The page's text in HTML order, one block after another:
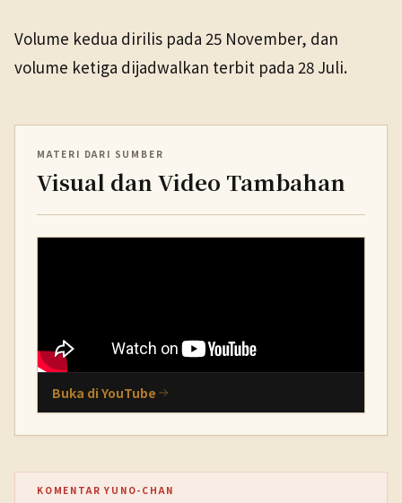
Volume kedua dirilis pada 25 November, dan
volume ketiga dijadwalkan terbit pada 28 Juli.
MATERI DARI SUMBER
Visual dan Video Tambahan
Buka di YouTube
KOMENTAR YUNO-CHAN